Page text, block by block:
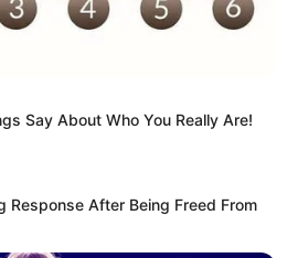
Say About Who You Really Are!
Response After Being Freed From